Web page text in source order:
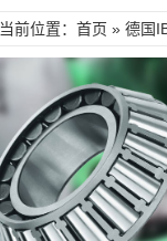
当前位置：首页 » 德国